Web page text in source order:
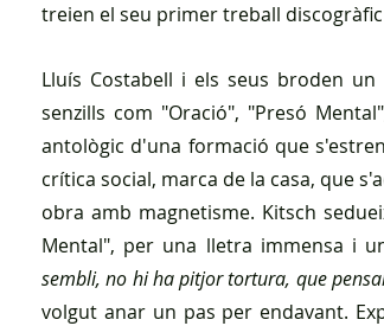
treien el seu primer treball
Lluís Costabell i els seus broden
senzills com "Oració", "Presó
antològic d'una formació que
crítica social, marca de la casa, que
obra amb magnetisme. Kitsch
Mental", per una lletra immensa i
sembli, no hi ha pitjor tortura, que
volgut anar un pas per endavant.